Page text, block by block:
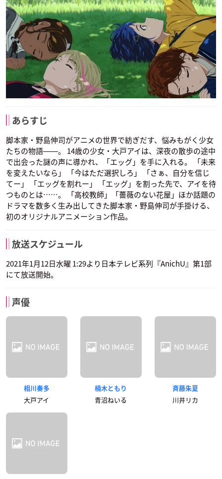
あらすじ
脚本家・野島伸司がアニメの世界で紡ぎだす、悩みもがく少女
たちの物語――。 14歳の少女・大戸アイは、深夜の散歩の途中
で出会った謎の声に導かれ、「エッグ」を手に入れる。 「未来
を変えたいなら」 「今はただ選択しろ」 「さぁ、自分を信じ
てー」 「エッグを割れー」 「エッグ」を割った先で、アイを待
つものとは……。 「高校教師」「薔薇のない花屋」ほか話題の
ドラマを数多く生み出してきた脚本家・野島伸司が手掛ける、
初のオリジナルアニメーション作品。
放送スケジュール
2021年1月12日水曜 1:29より日本テレビ系列『AnichU』第1部
にて放送開始。
声優
相川奏多
大戸アイ
楠木ともり
青沼ねいる
斉藤朱夏
川井リカ